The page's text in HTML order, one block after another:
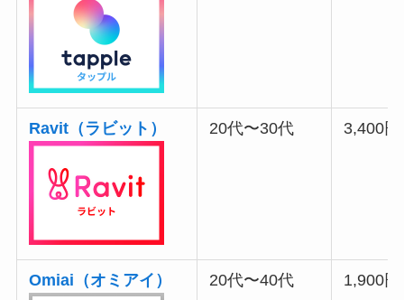
Ravit（ラビット） 20代〜30代 3,400円
Omiai（オミアイ） 20代〜40代 1,900円